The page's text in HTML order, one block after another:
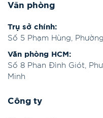
Văn phòng
Trụ sở chính:
Số 5 Phạm Hùng,
Văn phòng HCM:
Số 8 Phan Đình Giót,
Minh
Công ty